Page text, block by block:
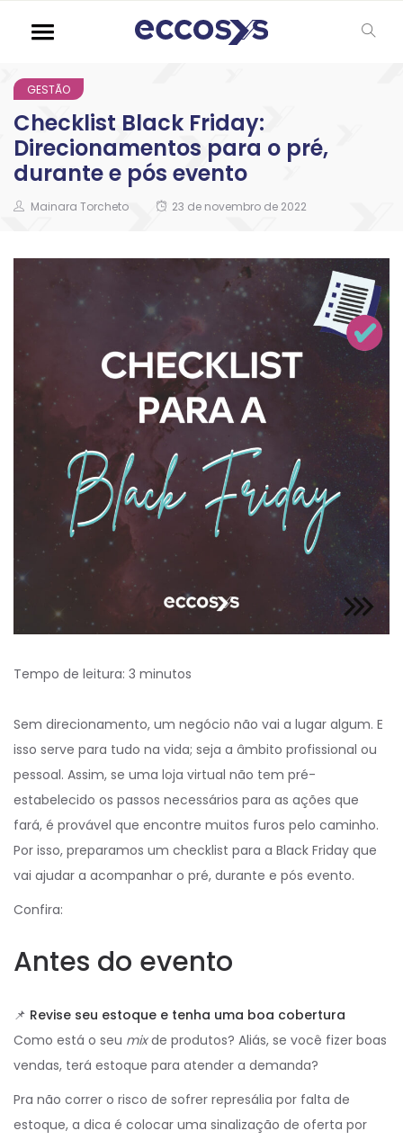
GESTÃO
Checklist Black Friday:
Direcionamentos para o pré,
durante e pós evento
Mainara Torcheto 23 de novembro de 2022
Tempo de leitura: 3 minutos
Sem direcionamento, um negócio não vai a lugar algum. E
isso serve para tudo na vida; seja a âmbito profissional ou
pessoal. Assim, se uma loja virtual não tem pré-
estabelecido os passos necessários para as ações que
fará, é provável que encontre muitos furos pelo caminho.
Por isso, preparamos um checklist para a Black Friday que
vai ajudar a acompanhar o pré, durante e pós evento.
Confira:
Antes do evento
📌 Revise seu estoque e tenha uma boa cobertura
Como está o seu mixde produtos? Aliás, se você fizer boas
vendas, terá estoque para atender a demanda?
Pra não correr o risco de sofrer represália por falta de
estoque, a dica é colocar uma sinalização de oferta por